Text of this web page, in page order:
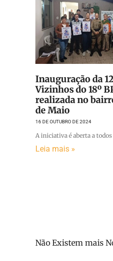
Inauguração da
Vizinhos do 18º
realizada no
de Maio
16 DE OUTUBRO DE 2024
A iniciativa é aberta a
Leia mais »
Não Existem mais